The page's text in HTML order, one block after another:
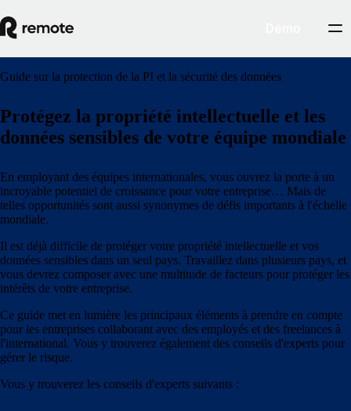
Guide sur la protection de la PI et la sécurité des données
Protégez la propriété intellectuelle et les
données sensibles de votre équipe mondiale
En employant des équipes internationales, vous ouvrez la porte à un
incroyable potentiel de croissance pour votre entreprise… Mais de
telles opportunités sont aussi synonymes de défis importants à l'échelle
mondiale.
Il est déjà difficile de protéger votre propriété intellectuelle et vos
données sensibles dans un seul pays. Travaillez dans plusieurs pays, et
vous devrez composer avec une multitude de facteurs pour protéger les
intérêts de votre entreprise.
Ce guide met en lumière les principaux éléments à prendre en compte
pour les entreprises collaborant avec des employés et des freelances à
l'international. Vous y trouverez également des conseils d'experts pour
gérer le risque.
Vous y trouverez les conseils d'experts suivants :